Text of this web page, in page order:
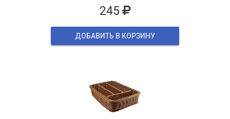
245
ДОБАВИТЬ В КОРЗИНУ